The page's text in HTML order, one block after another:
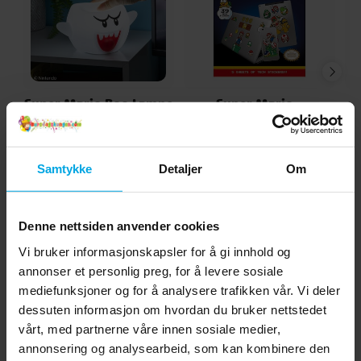
Samtykke Detaljer Om
Denne nettsiden anvender cookies
Vi bruker informasjonskapsler for å gi innhold og
annonser et personlig preg, for å levere sosiale
mediefunksjoner og for å analysere trafikken vår. Vi deler
dessuten informasjon om hvordan du bruker nettstedet
vårt, med partnerne våre innen sosiale medier,
annonsering og analysearbeid, som kan kombinere den
Super Mario Boo Lampe
Pris:kr 349,00
kr 349,00
Super Mario -
Klistremerker 39 stk.
Pris:kr 99,00
kr 99,00
Andre kjøpte også